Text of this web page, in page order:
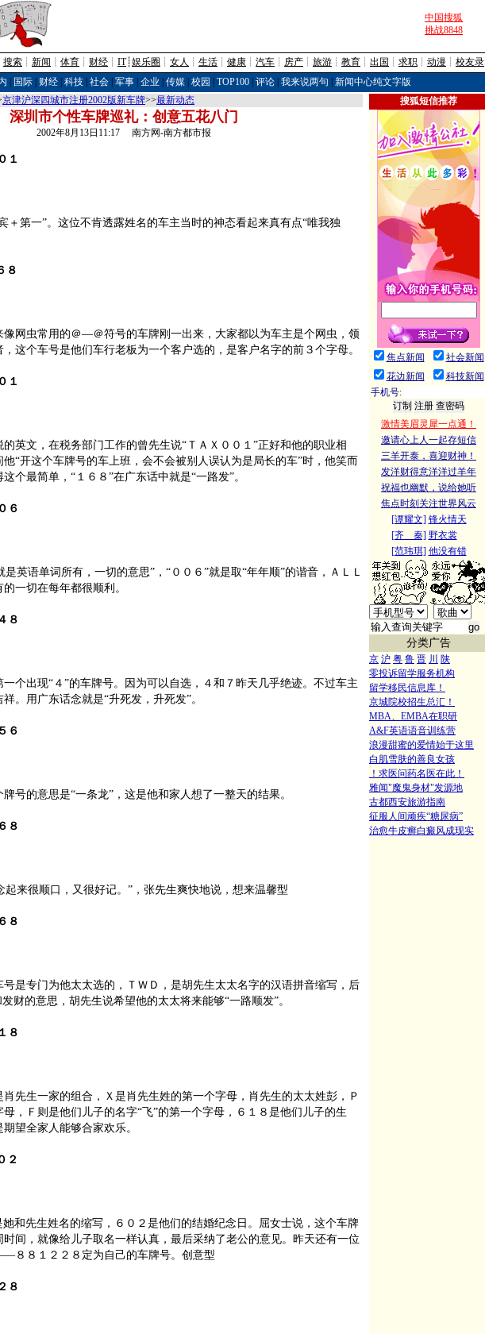
中国搜狐
挑战8848
搜索 ┊ 新闻 ┊ 体育 ┊ 财经 ┊ IT┊ 娱乐圈 ┊ 女人 ┊ 生活 ┊ 健康 ┊ 汽车 ┊ 房产 ┊ 旅游 ┊ 教育 ┊ 出国 ┊ 求职 ┊ 动漫 ┊ 校友录
国际| 财经| 科技| 社会| 军事| 企业 传媒| 校园 TOP100| 评论| 我来说两句
新闻中心纯文字版
京津沪深四城市注册2002版新车牌>>最新动态
深圳市个性车牌巡礼：创意五花八门
2002年8月13日11:17 南方网-南方都市报
１
第一”。这位不肯透露姓名的车主当时的神态看起来真有点“唯我独
８
虫常用的＠—＠符号的车牌刚一出来，大家都以为车主是个网虫，领
这个车号是他们车行老板为一个客户选的，是客户名字的前３个字母。
１
文，在税务部门工作的曾先生说“ＴＡＸ００１”正好和他的职业相
“开这个车牌号的车上班，会不会被别人误认为是局长的车”时，他笑而
个最简单，“１６８”在广东话中就是“一路发”。
６
英语单词所有，一切的意思”，“００６”就是取“年年顺”的谐音，ＡＬＬ
一切在每年都很顺利。
８
出现“４”的车牌号。因为可以自选，４和７昨天几乎绝迹。不过车主
。用广东话念就是“升死发，升死发”。
６
的意思是“一条龙”，这是他和家人想了一整天的结果。
８
来很顺口，又很好记。”，张先生爽快地说，想来温馨型
８
专门为他太太选的，ＴＷＤ，是胡先生太太名字的汉语拼音缩写，后
财的意思，胡先生说希望他的太太将来能够“一路顺发”。
８
生一家的组合，Ｘ是肖先生姓的第一个字母，肖先生的太太姓彭，Ｐ
，Ｆ则是他们儿子的名字“飞”的第一个字母，６１８是他们儿子的生
望全家人能够合家欢乐。
２
先生姓名的缩写，６０２是他们的结婚纪念日。屈女士说，这个车牌
间，就像给儿子取名一样认真，最后采纳了老公的意见。昨天还有一位
８８１２２８定为自己的车牌号。创意型
８
搜狐短信推荐
焦点新闻
社会新闻
花边新闻
科技新闻
手机号:
激情美眉灵犀一点通！
邀请心上人一起存短信
三羊开泰，喜迎财神！
发洋财得意洋洋过羊年
祝福也幽默，说给她听
焦点时刻关注世界风云
[谭耀文] 锋火情天
[齐 秦] 野衣裳
[范玮琪] 他没有错
分类广告
京 沪 粤 鲁 晋 川
陕
零投诉留学服务机构
留学移民信息库！
京城院校招生总汇！
MBA、EMBA在职研
A&F英语语音训练营
浪漫甜蜜的爱情始于这里
白肌雪肤的善良女孩
！求医问药名医在此！
雅闻"魔鬼身材"发源地
古都西安旅游指南
征服人间顽疾“糖尿病”
治愈牛皮癣白癜风成现实